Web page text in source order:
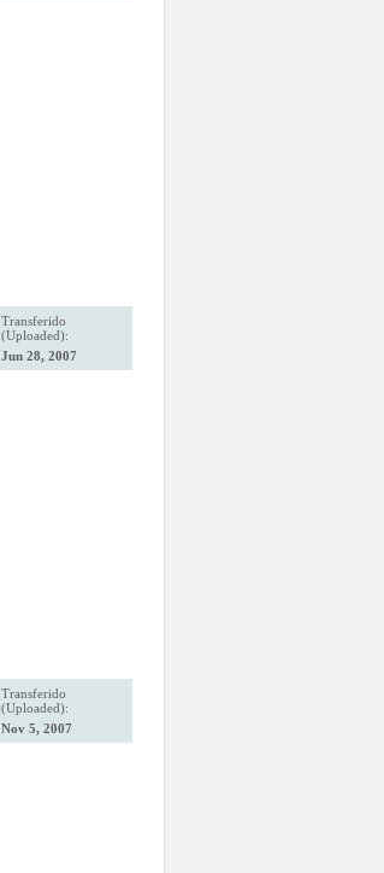
Transferido
(Uploaded):
Jun 28, 2007
Transferido
(Uploaded):
Nov 5, 2007